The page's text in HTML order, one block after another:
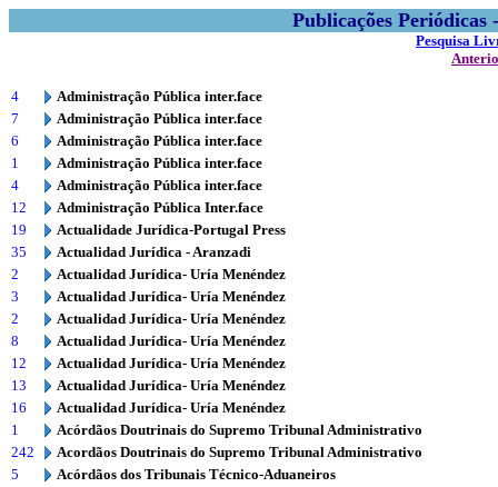
Publicações
Pesquisa
4
Administração Pública inter.face
7
Administração Pública inter.face
6
Administração Pública inter.face
1
Administração Pública inter.face
4
Administração Pública inter.face
12
Administração Pública Inter.face
19
Actualidade Jurídica-Portugal Press
35
Actualidad Jurídica - Aranzadi
2
Actualidad Jurídica- Uría Menéndez
3
Actualidad Jurídica- Uría Menéndez
2
Actualidad Jurídica- Uría Menéndez
8
Actualidad Jurídica- Uría Menéndez
12
Actualidad Jurídica- Uría Menéndez
13
Actualidad Jurídica- Uría Menéndez
16
Actualidad Jurídica- Uría Menéndez
1
Acórdãos Doutrinais do Supremo Tribunal Administrativo
242
Acordãos Doutrinais do Supremo Tribunal Administrativo
5
Acórdãos dos Tribunais Técnico-Aduaneiros